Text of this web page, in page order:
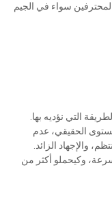
سواء في الجيم
التي نؤديه بها.
الحقيقي، عدم
والإجهاد الزائد.
وكيحملو أكثر من